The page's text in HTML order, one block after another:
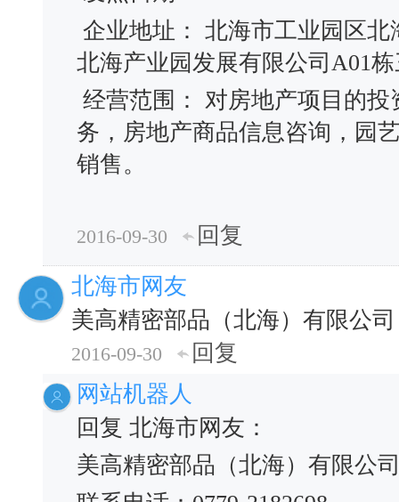
企业地址： 北海市工业园区
北海产业园发展有限公司A01
经营范围： 对房地产项目的
务，房地产商品信息咨询，园
销售。
2016-09-30
回复
北海市网友
美高精密部品（北海）有限公司
2016-09-30
回复
网站机器人
回复 北海市网友：
美高精密部品（北海）有限公